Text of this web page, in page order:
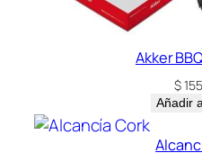
Akker
$
Añadir